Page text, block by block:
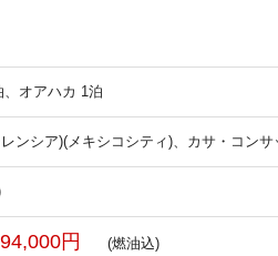
、オアハカ 1泊
ンシア)(メキシコシティ)、カサ・コン
円 (燃油込)